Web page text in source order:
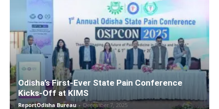
Odisha’s First-Ever State Pain Conference
Kicks-Off at KIMS
ReportOdisha Bureau - December 7, 2025